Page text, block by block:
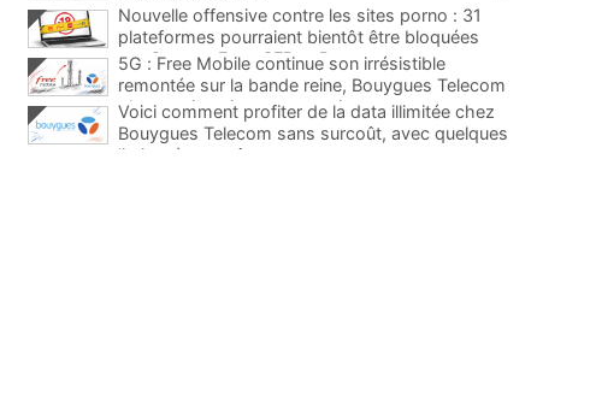
Nouvelle offensive contre les sites porno : 31
plateformes pourraient bientôt être bloquées
par Orange, Free, SFR et Bouygues
5G : Free Mobile continue son irrésistible
remontée sur la bande reine, Bouygues Telecom
plus que jamais sous pression
Voici comment profiter de la data illimitée chez
Bouygues Telecom sans surcoût, avec quelques
limites à connaître